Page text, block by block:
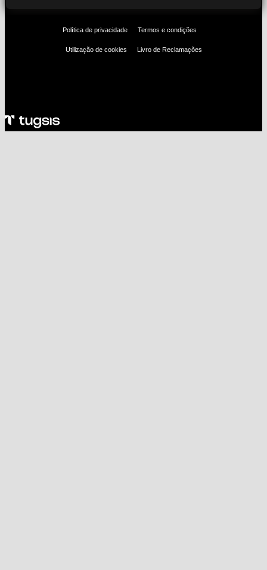
Política de privacidade Termos e condições
Utilização de cookies Livro de Reclamações